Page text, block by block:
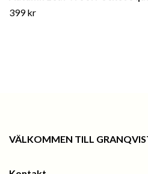
399 kr
VÄLKOMMEN TILL